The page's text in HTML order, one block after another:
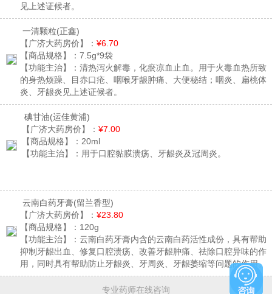
见上述证候者。
一清颗粒(正鑫)
【广济大药房价】： ¥6.70
【商品规格】： 7.5g*9袋
【功能主治】： 清热泻火解毒，化瘀凉血止血。用于火毒血热所致
的身热烦躁、目赤口疮、咽喉牙龈肿痛、大便秘结；咽炎、扁桃体
炎、牙龈炎见上述证候者。
碘甘油(运佳黄浦)
【广济大药房价】： ¥7.00
【商品规格】： 20ml
【功能主治】： 用于口腔黏膜溃疡、牙龈炎及冠周炎。
云南白药牙膏(留兰香型)
【广济大药房价】： ¥23.80
【商品规格】： 120g
【功能主治】： 云南白药牙膏内含的云南白药活性成份，具有帮助
抑制牙龈出血、修复口腔溃疡、改善牙龈肿痛、祛除口腔异味的作
用，同时具有帮助防止牙龈炎、牙周炎、牙龈萎缩等问题的作用。
专业药师在线咨询